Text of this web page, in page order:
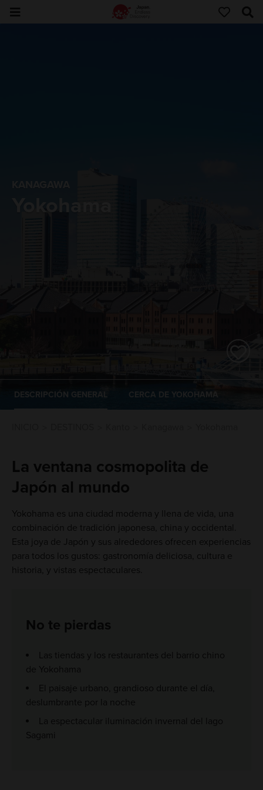
DESCRIPCIÓN GENERAL CERCA DE YOKOHAMA
La ventana cosmopolita de
Japón al mundo
Yokohama es una ciudad moderna y llena de vida, una
combinación de tradición japonesa, china y occidental.
Esta joya de Japón y sus alrededores ofrecen experiencias
para todos los gustos: gastronomía deliciosa, cultura e
historia, y vistas espectaculares.
No te pierdas
Las tiendas y los restaurantes del barrio chino
de Yokohama
El paisaje urbano, grandioso durante el día,
deslumbrante por la noche
La espectacular iluminación invernal del lago
Sagami